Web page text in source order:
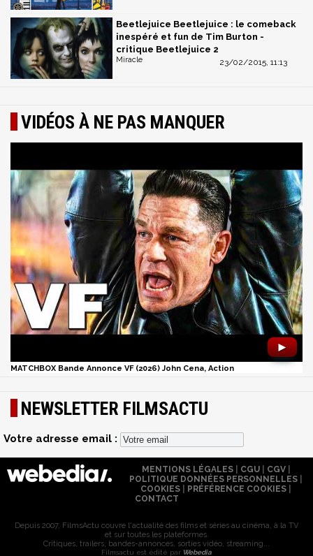
Beetlejuice Beetlejuice : le comeback
inespéré et fun de Tim Burton -
critique Beetlejuice 2
23/02/2015, 11:13
Miracle
VIDÉOS À NE PAS MANQUER
►
MATCHBOX Bande Annonce VF (2026) John Cena, Action
NEWSLETTER FILMSACTU
Votre adresse email :
MENTIONS LÉGALES| CGU| CGV|
POLITIQUE DONNÉES PERSONNELLES
COOKIES
PRÉFÉRENCE COOKIES
CONTACT
Depuis 2007, FilmsActu couvre l'actualité des films et séries au cinéma, à la TV
et sur toutes les plateformes.
Critiques, trailers, bandes-annonces, sorties vidéo, streaming...
Filmsactu est édité par Webedia